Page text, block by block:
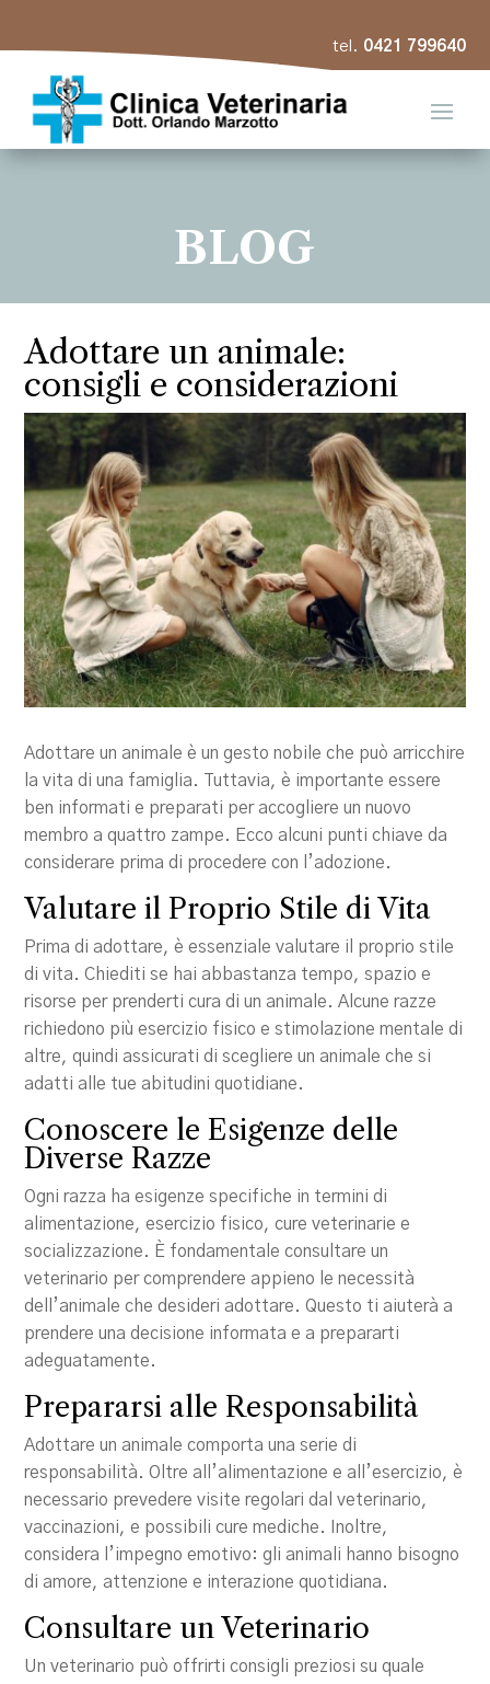
tel. 0421 799640
BLOG
Adottare un animale:
consigli e considerazioni
Adottare un animale è un gesto nobile che può arricchire
la vita di una famiglia. Tuttavia, è importante essere
ben informati e preparati per accogliere un nuovo
membro a quattro zampe. Ecco alcuni punti chiave da
considerare prima di procedere con l’adozione.
Valutare il Proprio Stile di Vita
Prima di adottare, è essenziale valutare il proprio stile
di vita. Chiediti se hai abbastanza tempo, spazio e
risorse per prenderti cura di un animale. Alcune razze
richiedono più esercizio fisico e stimolazione mentale di
altre, quindi assicurati di scegliere un animale che si
adatti alle tue abitudini quotidiane.
Conoscere le Esigenze delle
Diverse Razze
Ogni razza ha esigenze specifiche in termini di
alimentazione, esercizio fisico, cure veterinarie e
socializzazione. È fondamentale consultare un
veterinario per comprendere appieno le necessità
dell’animale che desideri adottare. Questo ti aiuterà a
prendere una decisione informata e a prepararti
adeguatamente.
Prepararsi alle Responsabilità
Adottare un animale comporta una serie di
responsabilità. Oltre all’alimentazione e all’esercizio, è
necessario prevedere visite regolari dal veterinario,
vaccinazioni, e possibili cure mediche. Inoltre,
considera l’impegno emotivo: gli animali hanno bisogno
di amore, attenzione e interazione quotidiana.
Consultare un Veterinario
Un veterinario può offrirti consigli preziosi su quale